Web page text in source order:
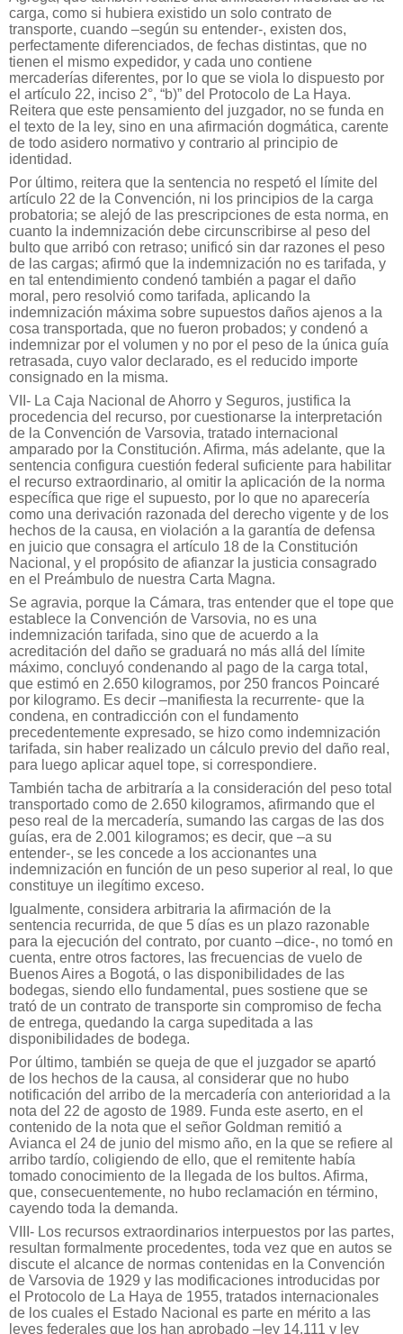
carga, como si hubiera existido un solo contrato de
transporte, cuando –según su entender-, existen dos,
perfectamente diferenciados, de fechas distintas, que no
tienen el mismo expedidor, y cada uno contiene
mercaderías diferentes, por lo que se viola lo dispuesto por
el artículo 22, inciso 2°, “b)” del Protocolo de La Haya.
Reitera que este pensamiento del juzgador, no se funda en
el texto de la ley, sino en una afirmación dogmática, carente
de todo asidero normativo y contrario al principio de
identidad.
Por último, reitera que la sentencia no respetó el límite del
artículo 22 de la Convención, ni los principios de la carga
probatoria; se alejó de las prescripciones de esta norma, en
cuanto la indemnización debe circunscribirse al peso del
bulto que arribó con retraso; unificó sin dar razones el peso
de las cargas; afirmó que la indemnización no es tarifada, y
en tal entendimiento condenó también a pagar el daño
moral, pero resolvió como tarifada, aplicando la
indemnización máxima sobre supuestos daños ajenos a la
cosa transportada, que no fueron probados; y condenó a
indemnizar por el volumen y no por el peso de la única guía
retrasada, cuyo valor declarado, es el reducido importe
consignado en la misma.
VII- La Caja Nacional de Ahorro y Seguros, justifica la
procedencia del recurso, por cuestionarse la interpretación
de la Convención de Varsovia, tratado internacional
amparado por la Constitución. Afirma, más adelante, que la
sentencia configura cuestión federal suficiente para habilitar
el recurso extraordinario, al omitir la aplicación de la norma
específica que rige el supuesto, por lo que no aparecería
como una derivación razonada del derecho vigente y de los
hechos de la causa, en violación a la garantía de defensa
en juicio que consagra el artículo 18 de la Constitución
Nacional, y el propósito de afianzar la justicia consagrado
en el Preámbulo de nuestra Carta Magna.
Se agravia, porque la Cámara, tras entender que el tope que
establece la Convención de Varsovia, no es una
indemnización tarifada, sino que de acuerdo a la
acreditación del daño se graduará no más allá del límite
máximo, concluyó condenando al pago de la carga total,
que estimó en 2.650 kilogramos, por 250 francos Poincaré
por kilogramo. Es decir –manifiesta la recurrente- que la
condena, en contradicción con el fundamento
precedentemente expresado, se hizo como indemnización
tarifada, sin haber realizado un cálculo previo del daño real,
para luego aplicar aquel tope, si correspondiere.
También tacha de arbitraría a la consideración del peso total
transportado como de 2.650 kilogramos, afirmando que el
peso real de la mercadería, sumando las cargas de las dos
guías, era de 2.001 kilogramos; es decir, que –a su
entender-, se les concede a los accionantes una
indemnización en función de un peso superior al real, lo que
constituye un ilegítimo exceso.
Igualmente, considera arbitraria la afirmación de la
sentencia recurrida, de que 5 días es un plazo razonable
para la ejecución del contrato, por cuanto –dice-, no tomó en
cuenta, entre otros factores, las frecuencias de vuelo de
Buenos Aires a Bogotá, o las disponibilidades de las
bodegas, siendo ello fundamental, pues sostiene que se
trató de un contrato de transporte sin compromiso de fecha
de entrega, quedando la carga supeditada a las
disponibilidades de bodega.
Por último, también se queja de que el juzgador se apartó
de los hechos de la causa, al considerar que no hubo
notificación del arribo de la mercadería con anterioridad a la
nota del 22 de agosto de 1989. Funda este aserto, en el
contenido de la nota que el señor Goldman remitió a
Avianca el 24 de junio del mismo año, en la que se refiere al
arribo tardío, coligiendo de ello, que el remitente había
tomado conocimiento de la llegada de los bultos. Afirma,
que, consecuentemente, no hubo reclamación en término,
cayendo toda la demanda.
VIII- Los recursos extraordinarios interpuestos por las partes,
resultan formalmente procedentes, toda vez que en autos se
discute el alcance de normas contenidas en la Convención
de Varsovia de 1929 y las modificaciones introducidas por
el Protocolo de La Haya de 1955, tratados internacionales
de los cuales el Estado Nacional es parte en mérito a las
leyes federales que los han aprobado –ley 14.111 y ley